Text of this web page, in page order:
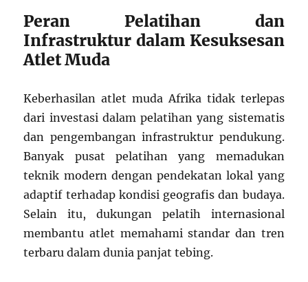
Peran Pelatihan dan
Infrastruktur dalam Kesuksesan
Atlet Muda
Keberhasilan atlet muda Afrika tidak terlepas
dari investasi dalam pelatihan yang sistematis
dan pengembangan infrastruktur pendukung.
Banyak pusat pelatihan yang memadukan
teknik modern dengan pendekatan lokal yang
adaptif terhadap kondisi geografis dan budaya.
Selain itu, dukungan pelatih internasional
membantu atlet memahami standar dan tren
terbaru dalam dunia panjat tebing.